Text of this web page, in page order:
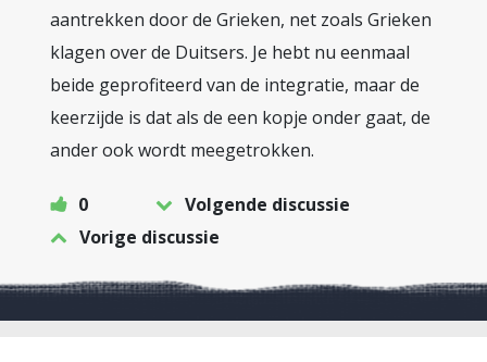
aantrekken door de Grieken, net zoals Grieken
klagen over de Duitsers. Je hebt nu eenmaal
beide geprofiteerd van de integratie, maar de
keerzijde is dat als de een kopje onder gaat, de
ander ook wordt meegetrokken.
0
Volgende discussie
Vorige discussie